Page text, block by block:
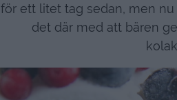
för ett litet tag sedan, men
det där med att bären